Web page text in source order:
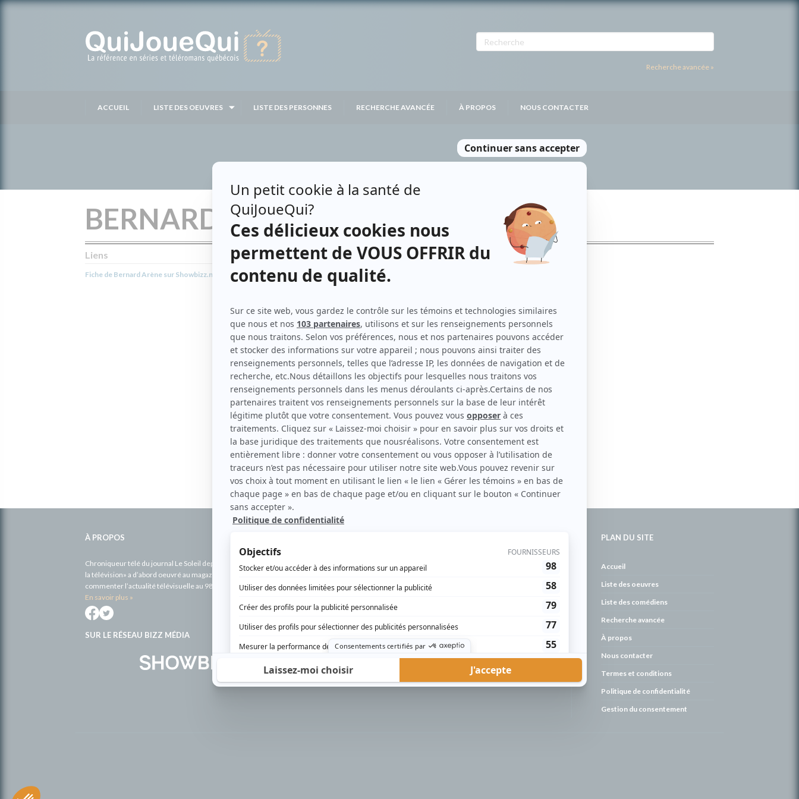
Recherche avancée »
ACCUEIL LISTE DES OEUVRES LISTE DES PERSONNES RECHERCHE AVANCÉE À PROPOS NOUS CONTACTER
BERNARD ARÈNE
Liens
Fiche de Bernard Arène sur Showbizz.net
Personnages
Indéfendable( Maurice Corriveau
Groupe de soutien(Client du bar)
Saint-Jean-du-Lac(M. Barette)
Sans rendez-vous(Client saoul2024 )
Le bonheur(Itinérant saoul2024)
Entre deux draps
Stéphane
En tout cas(Professeur de thaï-chi2019)
Trop.(Itinérant)
Les jeunes loups(Itinérant)
Les Bougon, c'est aussi ça la vie!( Concierge
À PROPOS
Chroniqueur télé du journal Le Soleil depuis 2001, Richard Therrien carbure à son petit écran. Celui qu’on surnomme parfois «l’encyclopédie de
la télévision» a d’abord oeuvré au magazine TV Hebdo de 1996 à 2001. Sa spécialité: la télé québécoise. On peut l’entendre régulièrement
commenter l’actualité télévisuelle au 98,5.
En savoir plus »
SUR LE RÉSEAU BIZZ MÉDIA
PLAN DU SITE
Accueil
Liste des oeuvres
Liste des comédiens
Recherche avancée
À propos
Nous contacter
Termes et conditions
Politique de confidentialité
Gestion du consentement